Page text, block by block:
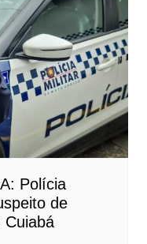
Polícia
de
Cuiabá